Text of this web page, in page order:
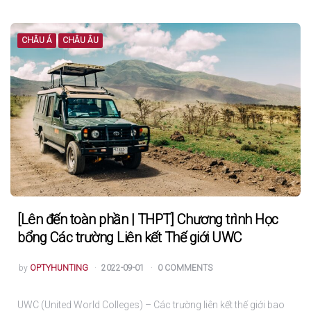
CHÂU Á CHÂU ÂU
[Lên đến toàn phần | THPT] Chương trình Học
bổng Các trường Liên kết Thế giới UWC
POSTED
by OPTYHUNTING 2022-09-01 0 COMMENTS
UWC (United World Colleges) – Các trường liên kết thế giới bao